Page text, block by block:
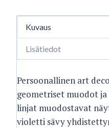
Kuvaus
Lisätiedot
Persoonallinen art
geometriset muodot
linjat muodostavat
violetti sävy